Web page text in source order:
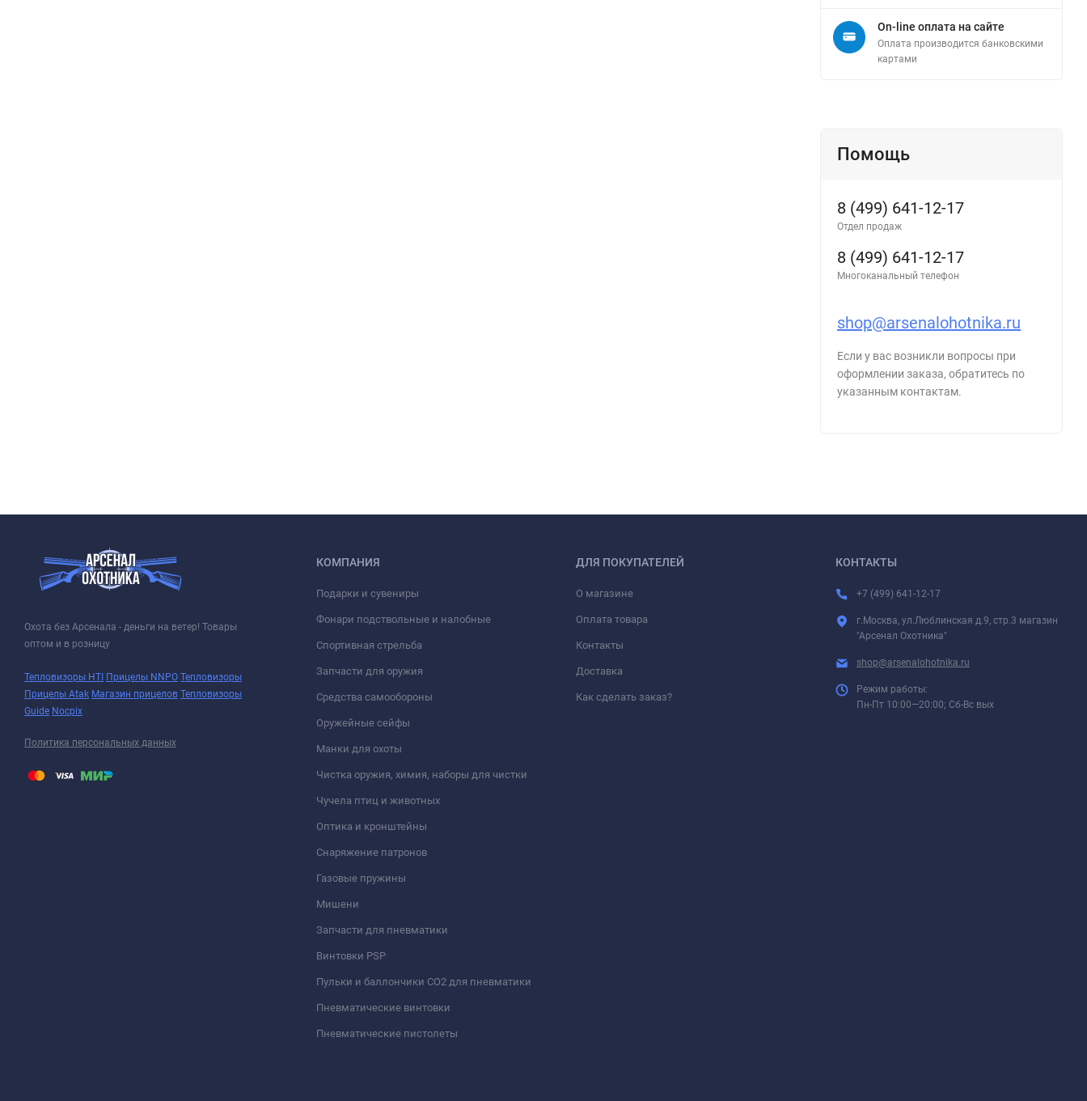
On-line оплата на сайте
Оплата производится банковскими
картами
Помощь
8 (499) 641-12-17
Отдел продаж
8 (499) 641-12-17
Многоканальный телефон
shop@arsenalohotnika.ru
Если у вас возникли вопросы при
оформлении заказа, обратитесь по
указанным контактам.
Охота без Арсенала - деньги на ветер! Товары
оптом и в розницу
Тепловизоры HTI Прицелы NNPO Тепловизоры
Прицелы Atak Магазин прицелов Тепловизоры
Guide Nocpix
Политика персональных данных
КОМПАНИЯ
Подарки и сувениры
Фонари подствольные и налобные
Спортивная стрельба
Запчасти для оружия
Средства самообороны
Оружейные сейфы
Манки для охоты
Чистка оружия, химия, наборы для чистки
Чучела птиц и животных
Оптика и кронштейны
Снаряжение патронов
Газовые пружины
Мишени
Запчасти для пневматики
Винтовки PSP
Пульки и баллончики СО2 для пневматики
Пневматические винтовки
Пневматические пистолеты
ДЛЯ ПОКУПАТЕЛЕЙ
О магазине
Оплата товара
Контакты
Доставка
Как сделать заказ?
КОНТАКТЫ
+7 (499) 641-12-17
г.Москва, ул.Люблинская д.9, стр.3 магазин
"Арсенал Охотника"
shop@arsenalohotnika.ru
Режим работы:
Пн-Пт 10:00—20:00; Сб-Вс вых